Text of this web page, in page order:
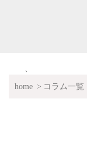
、
home コラム一覧